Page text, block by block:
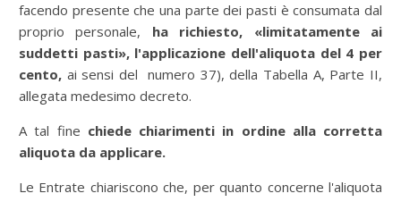
facendo presente che una parte dei pasti è consumata dal
proprio personale, ha richiesto, «limitatamente ai
suddetti pasti», l'applicazione dell'aliquota del 4 per
cento, ai sensi del numero 37), della Tabella A, Parte II,
allegata medesimo decreto.
A tal fine chiede chiarimenti in ordine alla corretta
aliquota da applicare.
Le Entrate chiariscono che, per quanto concerne l'aliquota